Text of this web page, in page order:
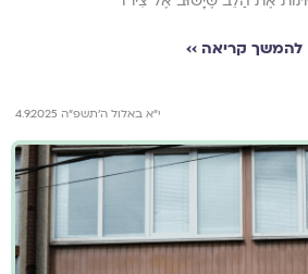
להמשך קריאה ››
י״א באלול ה׳תשפ״ה 4.9.2025